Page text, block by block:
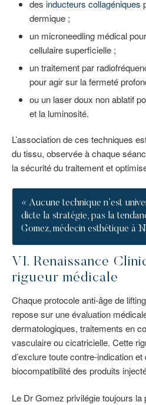
des inducteurs collagéniques
dermique ;
un microneedling médical
cellulaire superficielle ;
un traitement par
pour agir sur la fermeté
ou un laser doux non ablatif
et la luminosité.
L’association de ces techniques
du tissu, observée à chaque
la sécurité du traitement et
« Aucune technique n’est
dicte la stratégie, pas la
Gomez, médecin esthétique à
VI. Renaissance
rigueur médicale
Chaque protocole anti-âge de
repose sur une évaluation
dermatologiques, traitements en
vasculaire ou cicatricielle. Cette
d’exclure toute contre-indication et
biocompatibilité des produits
Le Dr Gomez privilégie toujours